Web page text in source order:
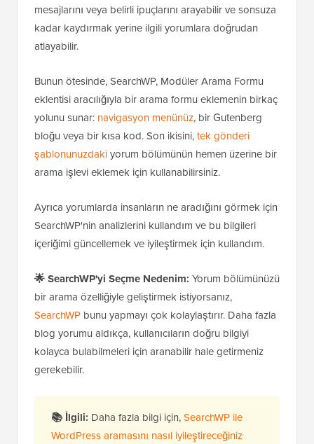
mesajlarını veya belirli ipuçlarını arayabilir ve sonsuza
kadar kaydırmak yerine ilgili yorumlara doğrudan
atlayabilir.
Bunun ötesinde, SearchWP, Modüler Arama Formu
eklentisi aracılığıyla bir arama formu eklemenin birkaç
yolunu sunar: navigasyon menünüz, bir Gutenberg
bloğu veya bir kısa kod. Son ikisini,tek gönderi
şablonunuzdakiyorum bölümünün hemen üzerine bir
arama işlevi eklemek için kullanabilirsiniz.
Ayrıca yorumlarda insanların ne aradığını görmek için
SearchWP'nin analizlerini kullandım ve bu bilgileri
içeriğimi güncellemek ve iyileştirmek için kullandım.
🌟SearchWP'yi Seçme Nedenim: Yorum bölümünüzü
bir arama özelliğiyle geliştirmek istiyorsanız,
SearchWP bunu yapmayı çok kolaylaştırır. Daha fazla
blog yorumu aldıkça, kullanıcıların doğru bilgiyi
kolayca bulabilmeleri için aranabilir hale getirmeniz
gerekebilir.
📚 İlgili: Daha fazla bilgi için,SearchWP ile
WordPress aramasını nasıl iyileştireceğiniz